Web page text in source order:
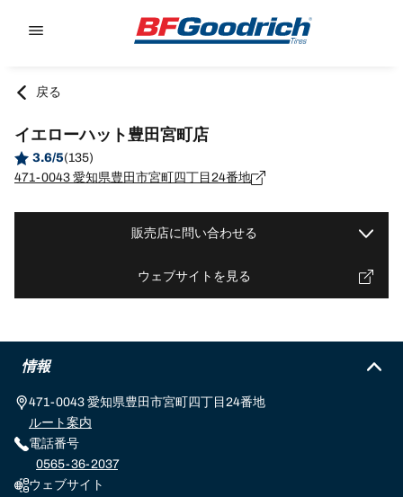
戻る
イエローハット豊田宮町店
3.6/5(135)
471-0043 愛知県豊田市宮町四丁目24番地
販売店に問い合わせる
ウェブサイトを見る
情報
471-0043 愛知県豊田市宮町四丁目24番地
ルート案内
電話番号
0565-36-2037
ウェブサイト